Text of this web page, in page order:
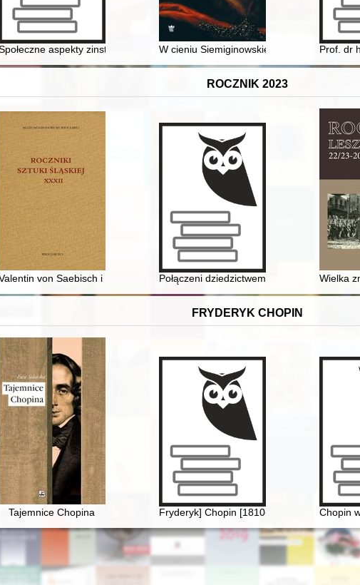
na łamach prasy. T. 3,
aspekty zinstytucjonalizowanej aktywności kobiet w okresie
W cieniu Siemiginowskiego : Jan Reisner i
Prof. dr
ROCZNIK 2023
niemiecką w Polsce
von Saebisch i rozbudowa zamku w Siedlisku (1612-1619) : uwagi o
Połączeni dziedzictwem : pozdrowienia z
Wielka
FRYDERYK CHOPIN
miejscach historycznych i współczesnych
Tajemnice Chopina Fryderyk] Chopin [1810-1849] Chopin